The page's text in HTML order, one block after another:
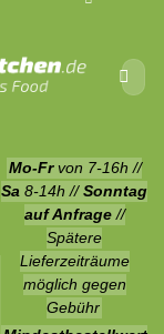
nach:
Mo-Frvon 7-16h //
Sa 8-14h // Sonntag
auf Anfrage//
Spätere
Lieferzeiträume
möglich gegen
Gebühr